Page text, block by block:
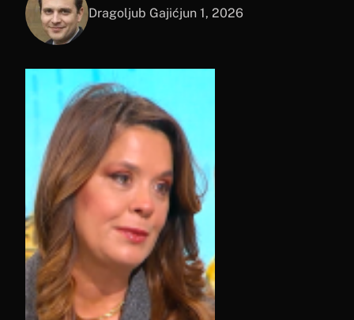
Dragoljub Gajićjun 1, 2026